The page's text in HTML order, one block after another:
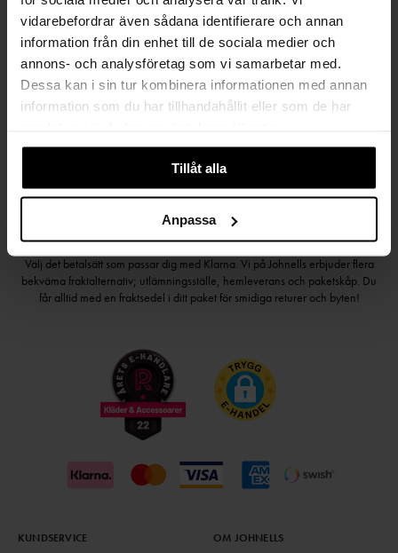
vidarebefordrar även sådana identifierare och annan
information från din enhet till de sociala medier och
annons- och analysföretag som vi samarbetar med.
Dessa kan i sin tur kombinera informationen med annan
information som du har tillhandahållit eller som de har
Tillåt alla
Anpassa
Håll dig uppdaterad
PRENUMERERA PÅ VÅRT NYHETSBREV
PRENUMERERA
HANDLA TRYGGT OCH SMIDIGT
Välj det betalsätt som passar dig med Klarna. Vi på Johnells erbjuder flera
bekväma fraktalternativ; utlämningsställe, hemleverans och paketskåp. Du
får alltid med en fraktsedel i ditt paket för smidiga returer och byten!
KUNDSERVICE OM JOHNELLS